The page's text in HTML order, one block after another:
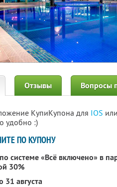
Отзывы Вопросы
КупиКупона для IOS или
удобно :)
ПО КУПОНУ
системе «Всё включено» в
30%
31 августа